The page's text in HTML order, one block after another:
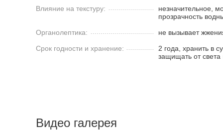
Влияние на текстуру:
незначительное,
прозрачность
Органолептика:
не вызывает
Срок годности и хранение:
2 года, хранить в
защищать от света
Видео галерея